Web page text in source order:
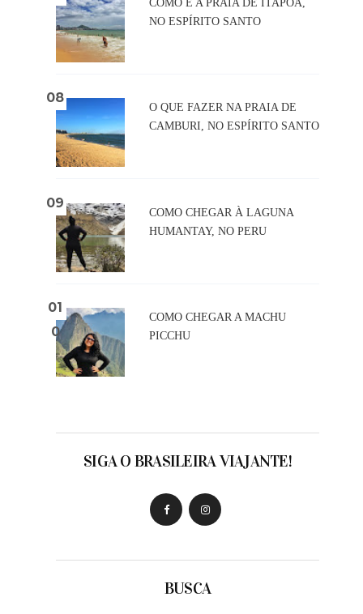
COMO É A PRAIA DE ITAPOÃ,
NO ESPÍRITO SANTO
O QUE FAZER NA PRAIA DE
CAMBURI, NO ESPÍRITO SANTO
COMO CHEGAR À LAGUNA
HUMANTAY, NO PERU
COMO CHEGAR A MACHU
PICCHU
SIGA O BRASILEIRA VIAJANTE!
BUSCA